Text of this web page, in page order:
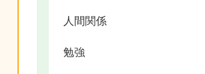
人間関係
勉強